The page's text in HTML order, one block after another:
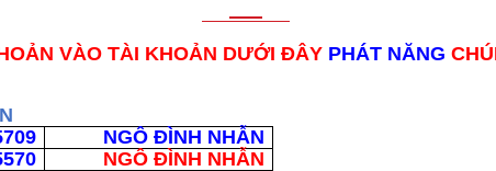
VÀO TÀI KHOẢN DƯỚI ĐÂY PHÁT NĂNG
NGÔ ĐÌNH NHẪN
NGÔ ĐÌNH NHẪN